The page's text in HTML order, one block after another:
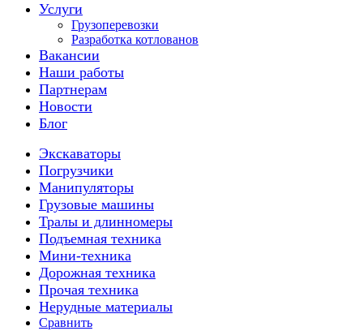
Услуги
Грузоперевозки
Разработка котлованов
Вакансии
Наши работы
Партнерам
Новости
Блог
Экскаваторы
Погрузчики
Манипуляторы
Грузовые машины
Тралы и длинномеры
Подъемная техника
Мини-техника
Дорожная техника
Прочая техника
Нерудные материалы
Сравнить